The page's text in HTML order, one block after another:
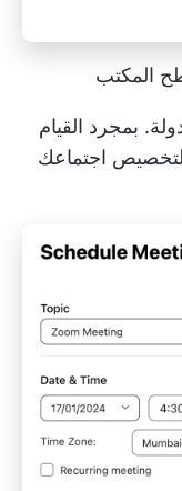
بمجرد القيام
اجتماعك